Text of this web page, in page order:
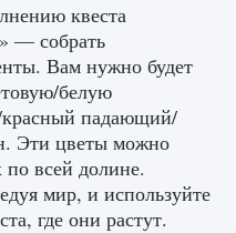
в EA
0 2
квеста
— собрать
Вам нужно будет
белую
красный падающий/
Эти цветы можно
всей долине.
мир, и используйте
где они растут.